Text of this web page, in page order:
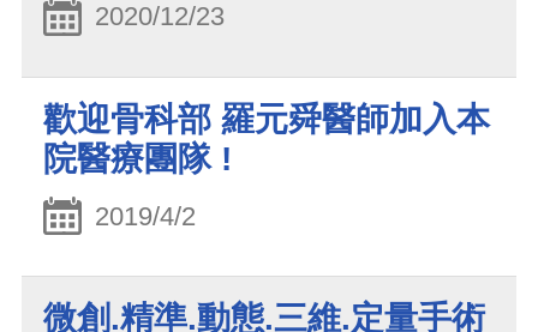
2020/12/23
歡迎骨科部 羅元舜醫師加入本
院醫療團隊 !
2019/4/2
微創.精準.動態.三維.定量手術